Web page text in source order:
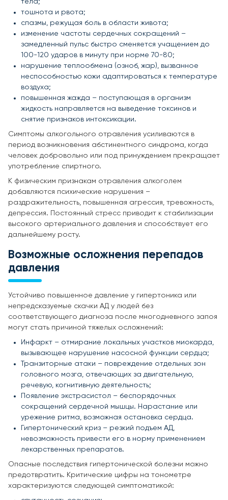
тела;
тошнота и рвота;
спазмы, режущая боль в области живота;
изменение частоты сердечных сокращений –
замедленный пульс быстро сменяется учащением до
100-120 ударов в минуту при норме 70-80;
нарушение теплообмена (озноб, жар), вызванное
неспособностью кожи адаптироваться к температуре
воздуха;
повышенная жажда – поступающая в организм
жидкость направляется на выведение токсинов и
снятие признаков интоксикации.
Симптомы алкогольного отравления усиливаются в
период возникновения абстинентного синдрома, когда
человек добровольно или под принуждением прекращает
употребление спиртного.
К физическим признакам отравления алкоголем
добавляются психические нарушения –
раздражительность, повышенная агрессия, тревожность,
депрессия. Постоянный стресс приводит к стабилизации
высокого артериального давления и способствует его
дальнейшему росту.
Возможные осложнения перепадов
давления
Устойчиво повышенное давление у гипертоника или
непредсказуемые скачки АД у людей без
соответствующего диагноза после многодневного запоя
могут стать причиной тяжелых осложнений:
Инфаркт – отмирание локальных участков миокарда,
вызывающее нарушение насосной функции сердца;
Транзиторные атаки – повреждение отдельных зон
головного мозга, отвечающих за двигательную,
речевую, когнитивную деятельность;
Появление экстрасистол – беспорядочных
сокращений сердечной мышцы. Нарастание или
урежение ритма, возможная остановка сердца.
Гипертонический криз – резкий подъем АД,
невозможность привести его в норму применением
лекарственных препаратов.
Опасные последствия гипертонической болезни можно
предотвратить. Критические цифры на тонометре
характеризуются следующей симптоматикой: